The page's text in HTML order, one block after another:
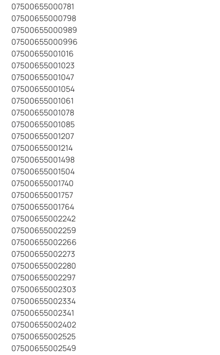
07500655000781
07500655000798
07500655000989
07500655000996
07500655001016
07500655001023
07500655001047
07500655001054
07500655001061
07500655001078
07500655001085
07500655001207
07500655001214
07500655001498
07500655001504
07500655001740
07500655001757
07500655001764
07500655002242
07500655002259
07500655002266
07500655002273
07500655002280
07500655002297
07500655002303
07500655002334
07500655002341
07500655002402
07500655002525
07500655002549